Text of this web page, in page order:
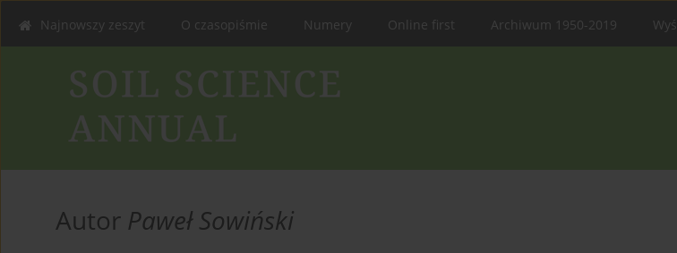
Najnowszy zeszyt O czasopiśmie Numery Online first Archiwum 1950-2019
Autor Paweł Sowiński